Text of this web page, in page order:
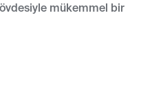
mükemmel bir